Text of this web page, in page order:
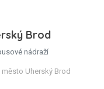
Brod
nádraží
město Uherský Brod